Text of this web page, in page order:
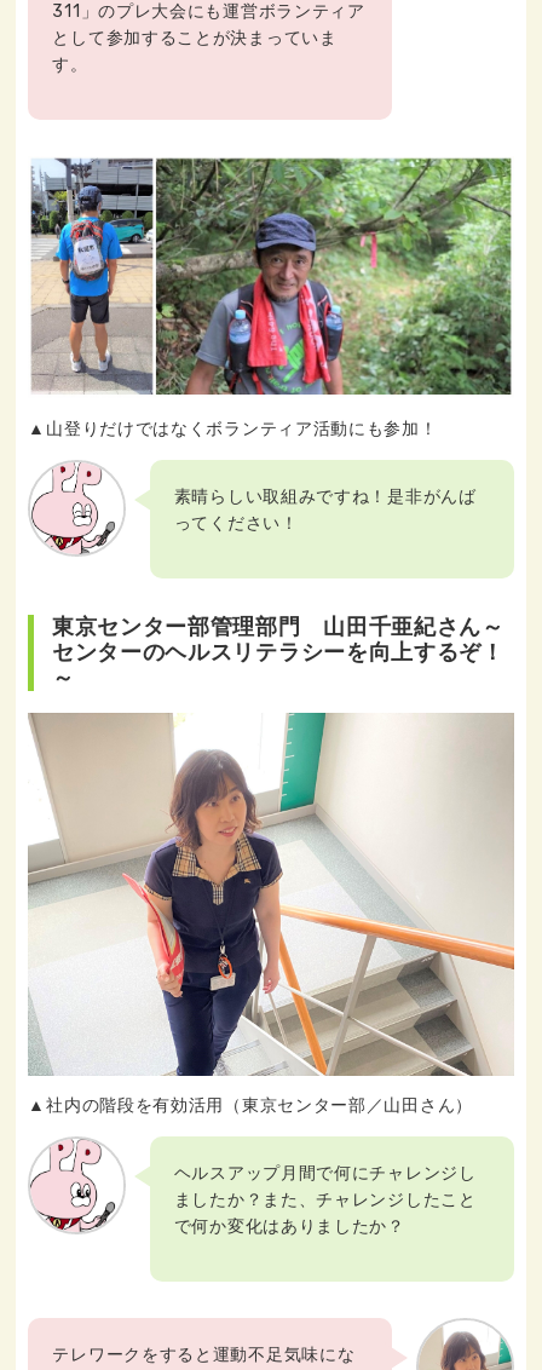
311」のプレ大会にも運営ボランティア
として参加することが決まっていま
す。
▲山登りだけではなくボランティア活動にも参加！
素晴らしい取組みですね！是非がんば
ってください！
東京センター部管理部門 山田千亜紀さん～
センターのヘルスリテラシーを向上するぞ！
～
▲社内の階段を有効活用（東京センター部／山田さん）
ヘルスアップ月間で何にチャレンジし
ましたか？また、チャレンジしたこと
で何か変化はありましたか？
テレワークをすると運動不足気味にな